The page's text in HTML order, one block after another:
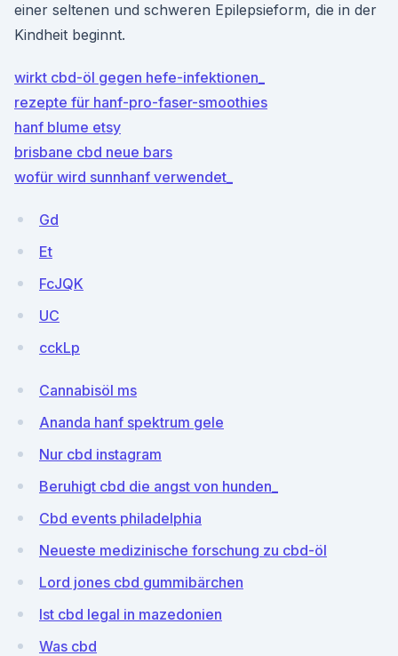
einer seltenen und schweren Epilepsieform, die in der
Kindheit beginnt.
wirkt cbd-öl gegen hefe-infektionen_
rezepte für hanf-pro-faser-smoothies
hanf blume etsy
brisbane cbd neue bars
wofür wird sunnhanf verwendet_
Gd
Et
FcJQK
UC
cckLp
Cannabisöl ms
Ananda hanf spektrum gele
Nur cbd instagram
Beruhigt cbd die angst von hunden_
Cbd events philadelphia
Neueste medizinische forschung zu cbd-öl
Lord jones cbd gummibärchen
Ist cbd legal in mazedonien
Was cbd